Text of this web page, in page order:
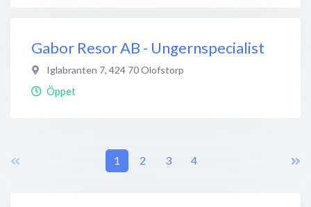
Gabor Resor AB - Ungernspecialist
Iglabranten 7, 424 70Olofstorp
Öppet
1 2 3 4